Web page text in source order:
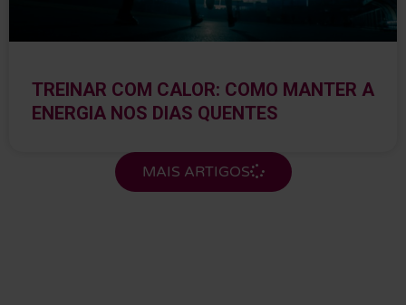
TREINAR COM CALOR: COMO MANTER A
ENERGIA NOS DIAS QUENTES
MAIS ARTIGOS